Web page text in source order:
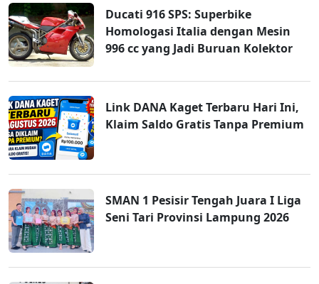
Ducati 916 SPS: Superbike
Homologasi Italia dengan Mesin
996 cc yang Jadi Buruan Kolektor
Link DANA Kaget Terbaru Hari Ini,
Klaim Saldo Gratis Tanpa Premium
SMAN 1 Pesisir Tengah Juara I Liga
Seni Tari Provinsi Lampung 2026